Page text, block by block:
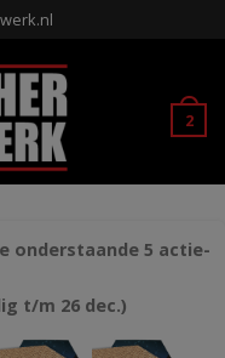
2
onderstaande 5 actie-
t/m 26 dec.)